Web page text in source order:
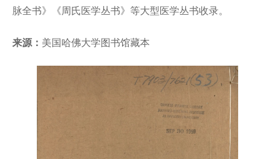
脉全书》《周氏医学丛书》等大型医学丛书收录。
来源： 美国哈佛大学图书馆藏本